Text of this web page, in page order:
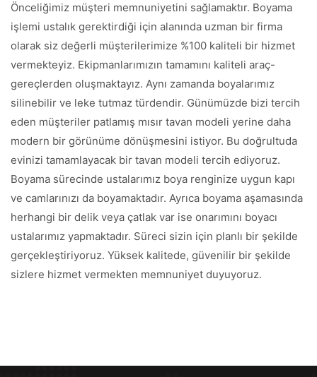
Önceliğimiz müşteri memnuniyetini sağlamaktır. Boyama
işlemi ustalık gerektirdiği için alanında uzman bir firma
olarak siz değerli müşterilerimize %100 kaliteli bir hizmet
vermekteyiz. Ekipmanlarımızın tamamını kaliteli araç-
gereçlerden oluşmaktayız. Aynı zamanda boyalarımız
silinebilir ve leke tutmaz türdendir. Günümüzde bizi tercih
eden müşteriler patlamış mısır tavan modeli yerine daha
modern bir görünüme dönüşmesini istiyor. Bu doğrultuda
evinizi tamamlayacak bir tavan modeli tercih ediyoruz.
Boyama sürecinde ustalarımız boya renginize uygun kapı
ve camlarınızı da boyamaktadır. Ayrıca boyama aşamasında
herhangi bir delik veya çatlak var ise onarımını boyacı
ustalarımız yapmaktadır. Süreci sizin için planlı bir şekilde
gerçekleştiriyoruz. Yüksek kalitede, güvenilir bir şekilde
sizlere hizmet vermekten memnuniyet duyuyoruz.